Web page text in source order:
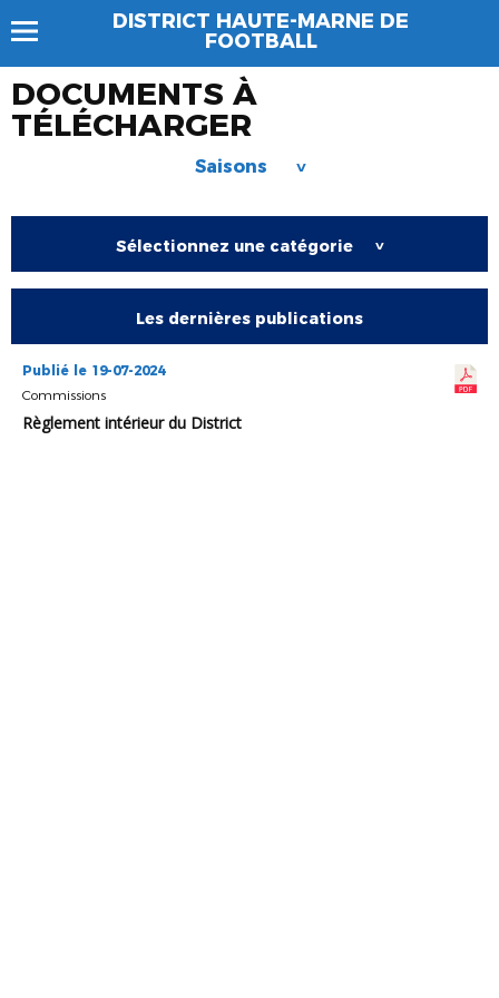
DISTRICT HAUTE-MARNE DE
FOOTBALL
DOCUMENTS À
TÉLÉCHARGER
Saisons >
Sélectionnez une catégorie >
Les dernières publications
Publié le 19-07-2024
Commissions
Règlement intérieur du District